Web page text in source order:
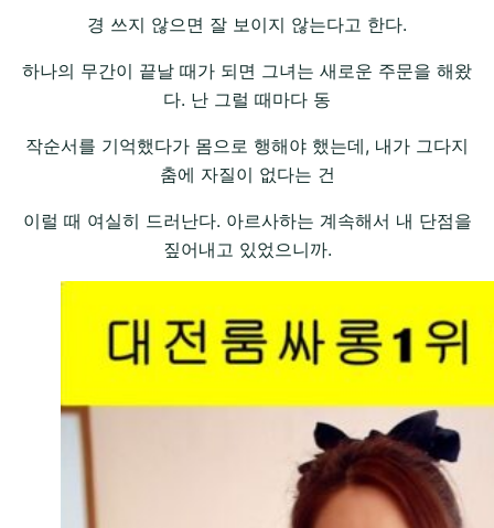
경 쓰지 않으면 잘 보이지 않는다고 한다.
하나의 무간이 끝날 때가 되면 그녀는 새로운 주문을 해왔
다. 난 그럴 때마다 동
작순서를 기억했다가 몸으로 행해야 했는데, 내가 그다지
춤에 자질이 없다는 건
이럴 때 여실히 드러난다. 아르사하는 계속해서 내 단점을
짚어내고 있었으니까.